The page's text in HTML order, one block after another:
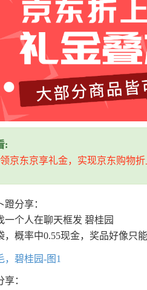
:
京东京享礼金，实现京东购物
蹬分享：
一个人在聊天框发 碧桂园
，概率中0.55现金，奖品好像只
：